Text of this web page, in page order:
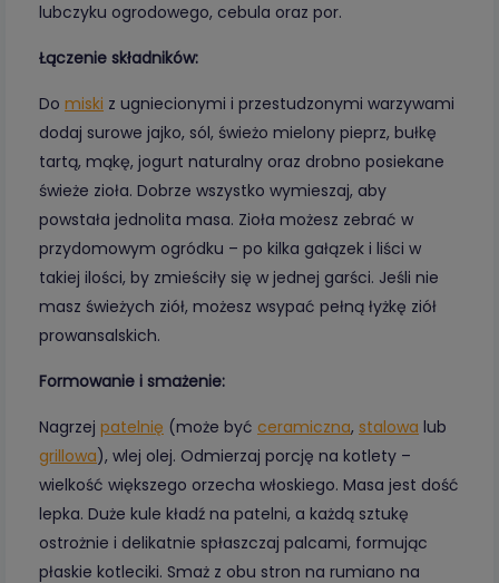
lubczyku ogrodowego, cebula oraz por.
Łączenie składników:
Do miski z ugniecionymi i przestudzonymi warzywami
dodaj surowe jajko, sól, świeżo mielony pieprz, bułkę
tartą, mąkę, jogurt naturalny oraz drobno posiekane
świeże zioła. Dobrze wszystko wymieszaj, aby
powstała jednolita masa. Zioła możesz zebrać w
przydomowym ogródku – po kilka gałązek i liści w
takiej ilości, by zmieściły się w jednej garści. Jeśli nie
masz świeżych ziół, możesz wsypać pełną łyżkę ziół
prowansalskich.
Formowanie i smażenie:
Nagrzej patelnię (może być ceramiczna, stalowa lub
grillowa), wlej olej. Odmierzaj porcję na kotlety –
wielkość większego orzecha włoskiego. Masa jest dość
lepka. Duże kule kładź na patelni, a każdą sztukę
ostrożnie i delikatnie spłaszczaj palcami, formując
płaskie kotleciki. Smaż z obu stron na rumiano na